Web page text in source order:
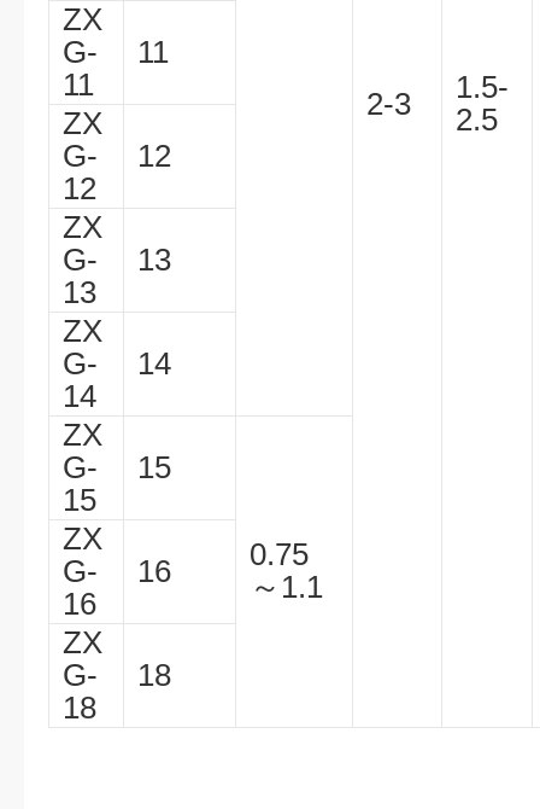
2-3
1.5-
2.5
ZX
G-
11
11
ZX
G-
12
12
ZX
G-
13
13
ZX
G-
14
14
ZX
G-
15
15
0.75
～1.1
ZX
G-
16
16
ZX
G-
18
18